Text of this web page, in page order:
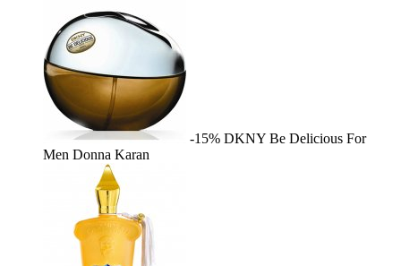
-15% DKNY Be Delicious For
Men Donna Karan